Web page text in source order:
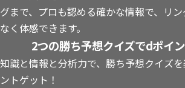
グまで、プロも認める確かな情報で、リ
なく体感できます。
2つの勝ち予想クイズでdポイ
知識と情報と分析力で、勝ち予想クイズ
ントゲット！